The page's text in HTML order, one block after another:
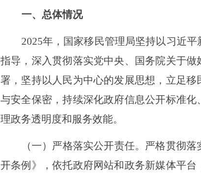
一、总体情况
2025年，国家移民管理局坚持以习近
指导，深入贯彻落实党中央、国务院关于
署，坚持以人民为中心的发展思想，立足
与安全保密，持续深化政府信息公开标准
理政务透明度和服务效能。
（一）严格落实公开责任。 严格贯彻落
开条例》，依托政府网站和政务新媒体平